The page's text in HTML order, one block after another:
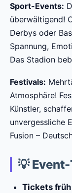
Sport-Events:
überwältigend!
Derbys oder
Spannung,
Das Stadion
Festivals:
Atmosphäre!
Künstler,
unvergessliche
Fusion –
💡
Tickets